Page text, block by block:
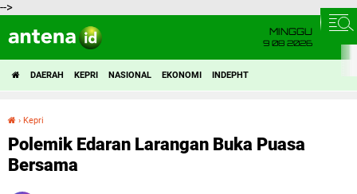
-->
MINGGU
9 08 2026
DAERAH KEPRI NASIONAL EKONOMI INDEPHT
› Kepri
Polemik Edaran Larangan Buka Puasa
Bersama